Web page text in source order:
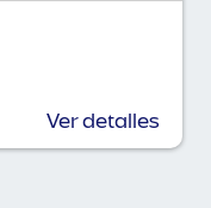
Ver detalles